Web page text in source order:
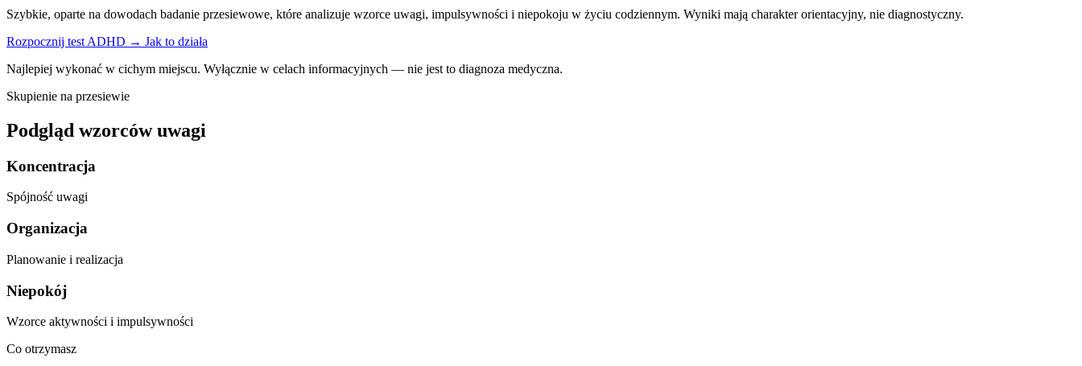
Szybkie, oparte na dowodach badanie przesiewowe, które analizuje wzorce uwagi, impulsywności i niepokoju w życiu codziennym. Wyniki mają charakter orientacyjny, nie diagnostyczny.
Rozpocznij test ADHD → Jak to działa
Najlepiej wykonać w cichym miejscu. Wyłącznie w celach informacyjnych — nie jest to diagnoza medyczna.
Skupienie na przesiewie
Podgląd wzorców uwagi
Koncentracja
Spójność uwagi
Organizacja
Planowanie i realizacja
Niepokój
Wzorce aktywności i impulsywności
Co otrzymasz